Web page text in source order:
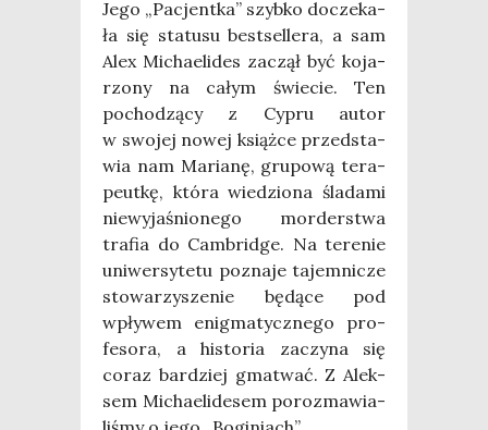
Jego „Pacjent­ka” szyb­ko docze­ka­
ła się sta­tu­su best­sel­le­ra, a sam
Alex Micha­eli­des zaczął być koja­
rzo­ny na całym świe­cie. Ten
pocho­dzą­cy z Cypru autor
w swo­jej nowej książ­ce przed­sta­
wia nam Maria­nę, gru­po­wą tera­
peut­kę, któ­ra wie­dzio­na śla­da­mi
nie­wy­ja­śnio­ne­go mor­der­stwa
tra­fia do Cam­brid­ge. Na tere­nie
uni­wer­sy­te­tu pozna­je tajem­ni­cze
sto­wa­rzy­sze­nie będą­ce pod
wpły­wem enig­ma­tycz­ne­go pro­
fe­so­ra, a histo­ria zaczy­na się
coraz bar­dziej gma­twać. Z Alek­
sem Micha­eli­de­sem poroz­ma­wia­